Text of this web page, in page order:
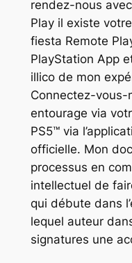
rendez-nous
Play il existe
fiesta Remote
PlayStation App
illico de mon
Connectez-vous-
entourage via
PS5™ via
officielle. Mon
processus en
intellectuel de
qui débute dans
lequel auteur
signatures une